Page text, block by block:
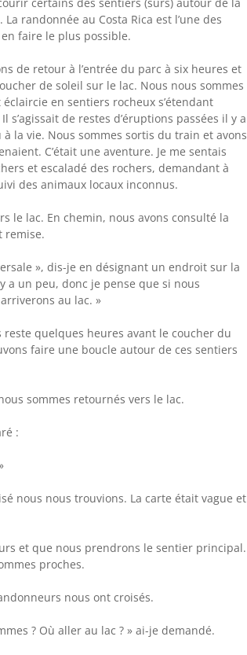
certains des sentiers (sûrs) autour de la
randonnée au Costa Rica est l’une des
faire le plus possible.
de retour à l’entrée du parc à six heures et
de soleil sur le lac. Nous nous sommes
en sentiers rocheux s’étendant
de restes d’éruptions passées il y a
la vie. Nous sommes sortis du train et avons
C’était une aventure. Je me sentais
et escaladé des rochers, demandant à
des animaux locaux inconnus.
le lac. En chemin, nous avons consulté la
remise.
», dis-je en désignant un endroit sur la
a un peu, donc je pense que si nous
au lac. »
reste quelques heures avant le coucher du
faire une boucle autour de ces sentiers
sommes retournés vers le lac.
:
nous nous trouvions. La carte était vague et
et que nous prendrons le sentier principal.
proches.
nous ont croisés.
? Où aller au lac ? » ai-je demandé.